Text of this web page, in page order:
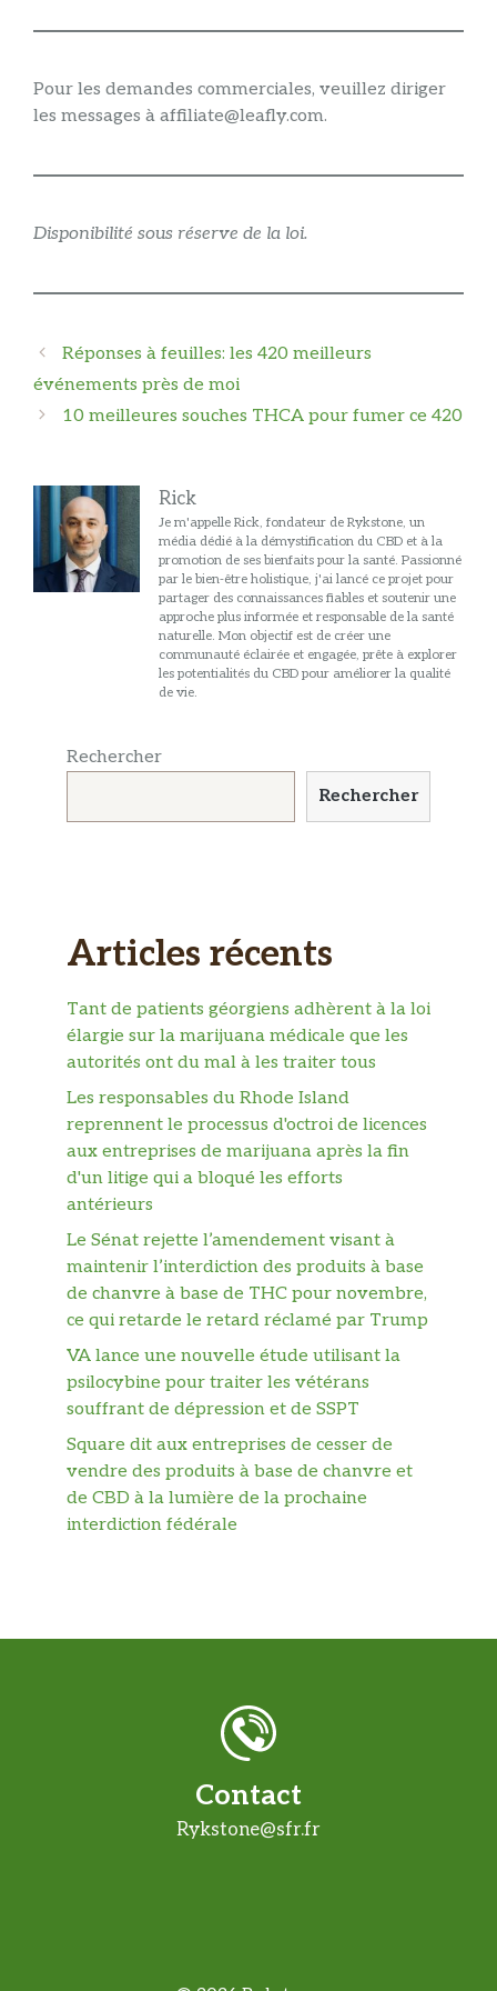
Pour les demandes commerciales, veuillez diriger
les messages à affiliate@leafly.com.
Disponibilité sous réserve de la loi.
Navigation
des
Réponses à feuilles: les 420 meilleurs
événements près de moi
10 meilleures souches THCA pour fumer ce 420
Rick
Je m'appelle Rick, fondateur de Rykstone, un
média dédié à la démystification du CBD et à la
promotion de ses bienfaits pour la santé. Passionné
par le bien-être holistique, j'ai lancé ce projet pour
partager des connaissances fiables et soutenir une
approche plus informée et responsable de la santé
naturelle. Mon objectif est de créer une
communauté éclairée et engagée, prête à explorer
les potentialités du CBD pour améliorer la qualité
de vie.
Rechercher
Rechercher
Articles récents
Tant de patients géorgiens adhèrent à la loi
élargie sur la marijuana médicale que les
autorités ont du mal à les traiter tous
Les responsables du Rhode Island
reprennent le processus d'octroi de licences
aux entreprises de marijuana après la fin
d'un litige qui a bloqué les efforts
antérieurs
Le Sénat rejette l’amendement visant à
maintenir l’interdiction des produits à base
de chanvre à base de THC pour novembre,
ce qui retarde le retard réclamé par Trump
VA lance une nouvelle étude utilisant la
psilocybine pour traiter les vétérans
souffrant de dépression et de SSPT
Square dit aux entreprises de cesser de
vendre des produits à base de chanvre et
de CBD à la lumière de la prochaine
interdiction fédérale
Contact
Rykstone@sfr.fr